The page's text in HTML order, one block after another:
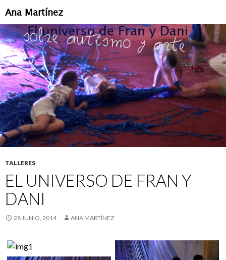
Ana Martínez
AL
CONTENIDO
TALLERES
EL UNIVERSO DE FRAN Y
DANI
28 JUNIO, 2014 ANA MARTÍNEZ